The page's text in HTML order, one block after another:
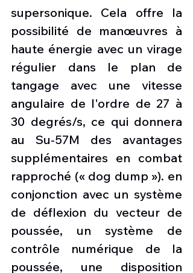
supersonique. Cela offre la
possibilité de manœuvres à
haute énergie avec un virage
régulier dans le plan de
tangage avec une vitesse
angulaire de l'ordre de 27 à
30 degrés/s, ce qui donnera
au Su-57M des avantages
supplémentaires en combat
rapproché (« dog dump »). en
conjonction avec un système
de déflexion du vecteur de
poussée, un système de
contrôle numérique de la
poussée, une disposition